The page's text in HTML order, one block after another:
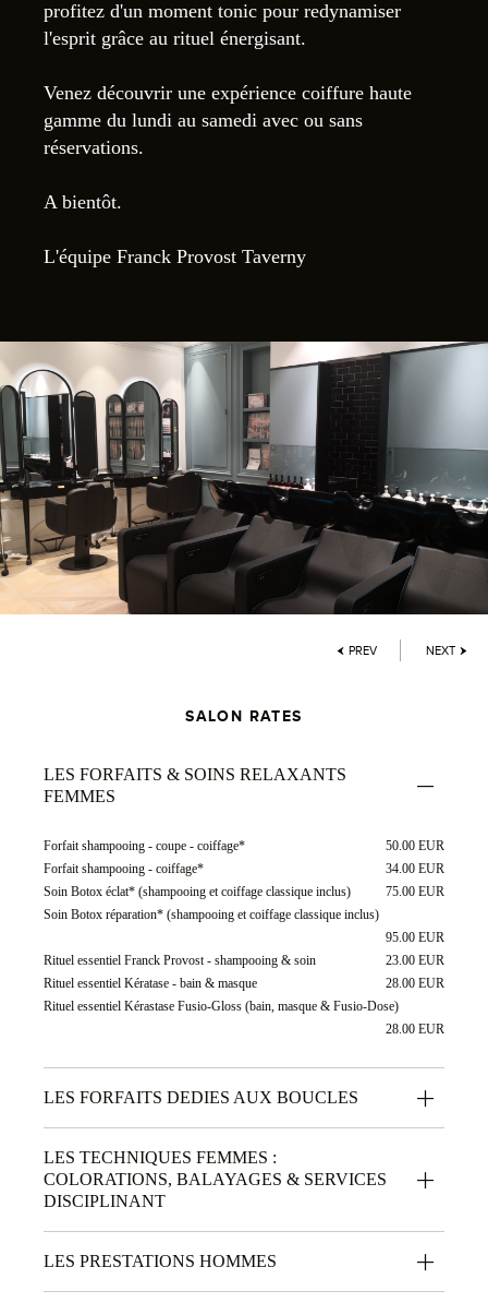
profitez d'un moment tonic pour redynamiser
l'esprit grâce au rituel énergisant.
Venez découvrir une expérience coiffure haute
gamme du lundi au samedi avec ou sans
réservations.
A bientôt.
L'équipe Franck Provost Taverny
PREV NEXT
SALON RATES
LES FORFAITS & SOINS RELAXANTS
FEMMES
Forfait shampooing - coupe - coiffage*
50.00 EUR
Forfait shampooing - coiffage*
34.00 EUR
Soin Botox éclat* (shampooing et coiffage classique inclus)
75.00 EUR
Soin Botox réparation* (shampooing et coiffage classique inclus)
95.00 EUR
Rituel essentiel Franck Provost - shampooing & soin
23.00 EUR
Rituel essentiel Kératase - bain & masque
28.00 EUR
Rituel essentiel Kérastase Fusio-Gloss (bain, masque & Fusio-Dose)
28.00 EUR
LES FORFAITS DEDIES AUX BOUCLES
LES TECHNIQUES FEMMES :
COLORATIONS, BALAYAGES & SERVICES
DISCIPLINANT
LES PRESTATIONS HOMMES